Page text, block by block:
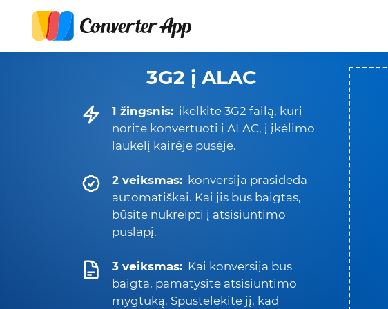
3G2 į ALAC
1 žingsnis: įkelkite 3G2 failą, kurį
norite konvertuoti į ALAC, į įkėlimo
laukelį kairėje pusėje.
2 veiksmas: konversija prasideda
automatiškai. Kai jis bus baigtas,
būsite nukreipti į atsisiuntimo
puslapį.
3 veiksmas: Kai konversija bus
baigta, pamatysite atsisiuntimo
mygtuką. Spustelėkite jį, kad